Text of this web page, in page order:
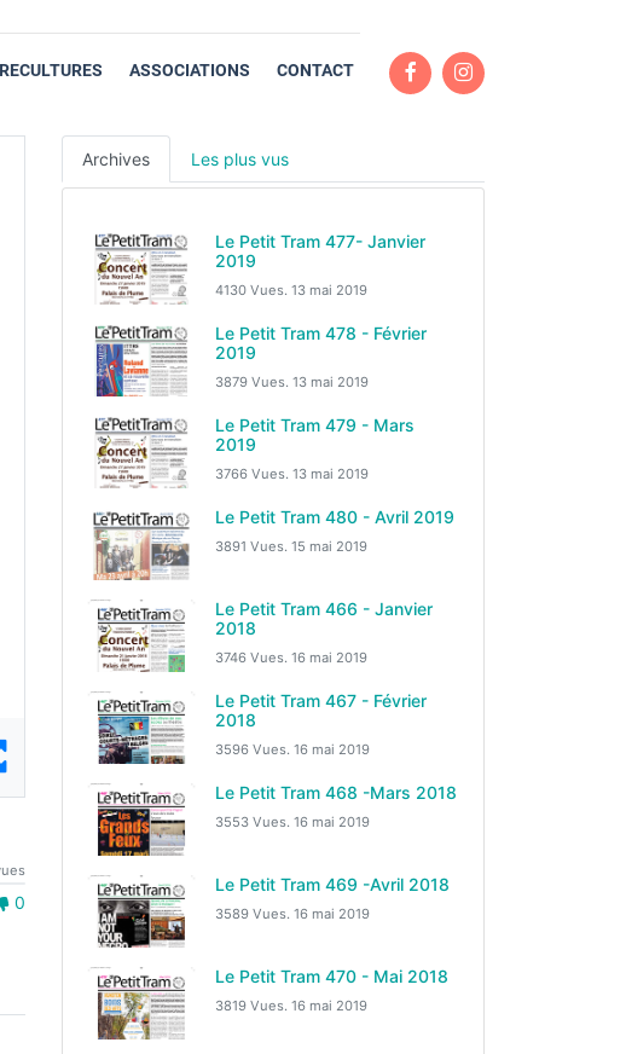
ASSOCIATIONS CONTACT
0
Archives Les plus vus
Le Petit Tram 477- Janvier
2019
4130 Vues. 13 mai 2019
Le Petit Tram 478 - Février
2019
3879 Vues. 13 mai 2019
Le Petit Tram 479 - Mars
2019
3766 Vues. 13 mai 2019
Le Petit Tram 480 - Avril 2019
3891 Vues. 15 mai 2019
Le Petit Tram 466 - Janvier
2018
3746 Vues. 16 mai 2019
Le Petit Tram 467 - Février
2018
3596 Vues. 16 mai 2019
Le Petit Tram 468 -Mars 2018
3553 Vues. 16 mai 2019
Le Petit Tram 469 -Avril 2018
3589 Vues. 16 mai 2019
Le Petit Tram 470 - Mai 2018
3819 Vues. 16 mai 2019